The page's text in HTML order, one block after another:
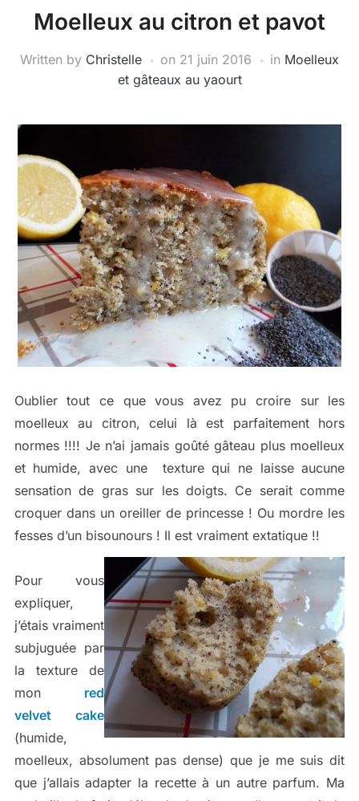
Moelleux au citron et pavot
Written by Christelle on 21 juin 2016 in Moelleux
et gâteaux au yaourt
Oublier tout ce que vous avez pu croire sur les
moelleux au citron, celui là est parfaitement hors
normes !!!! Je n’ai jamais goûté gâteau plus moelleux
et humide, avec une texture qui ne laisse aucune
sensation de gras sur les doigts. Ce serait comme
croquer dans un oreiller de princesse ! Ou mordre les
fesses d’un bisounours ! Il est vraiment extatique !!
Pour vous
expliquer,
j’étais vraiment
subjuguée par
la texture de
mon red
velvet cake
(humide,
moelleux, absolument pas dense) que je me suis dit
que j’allais adapter la recette à un autre parfum. Ma